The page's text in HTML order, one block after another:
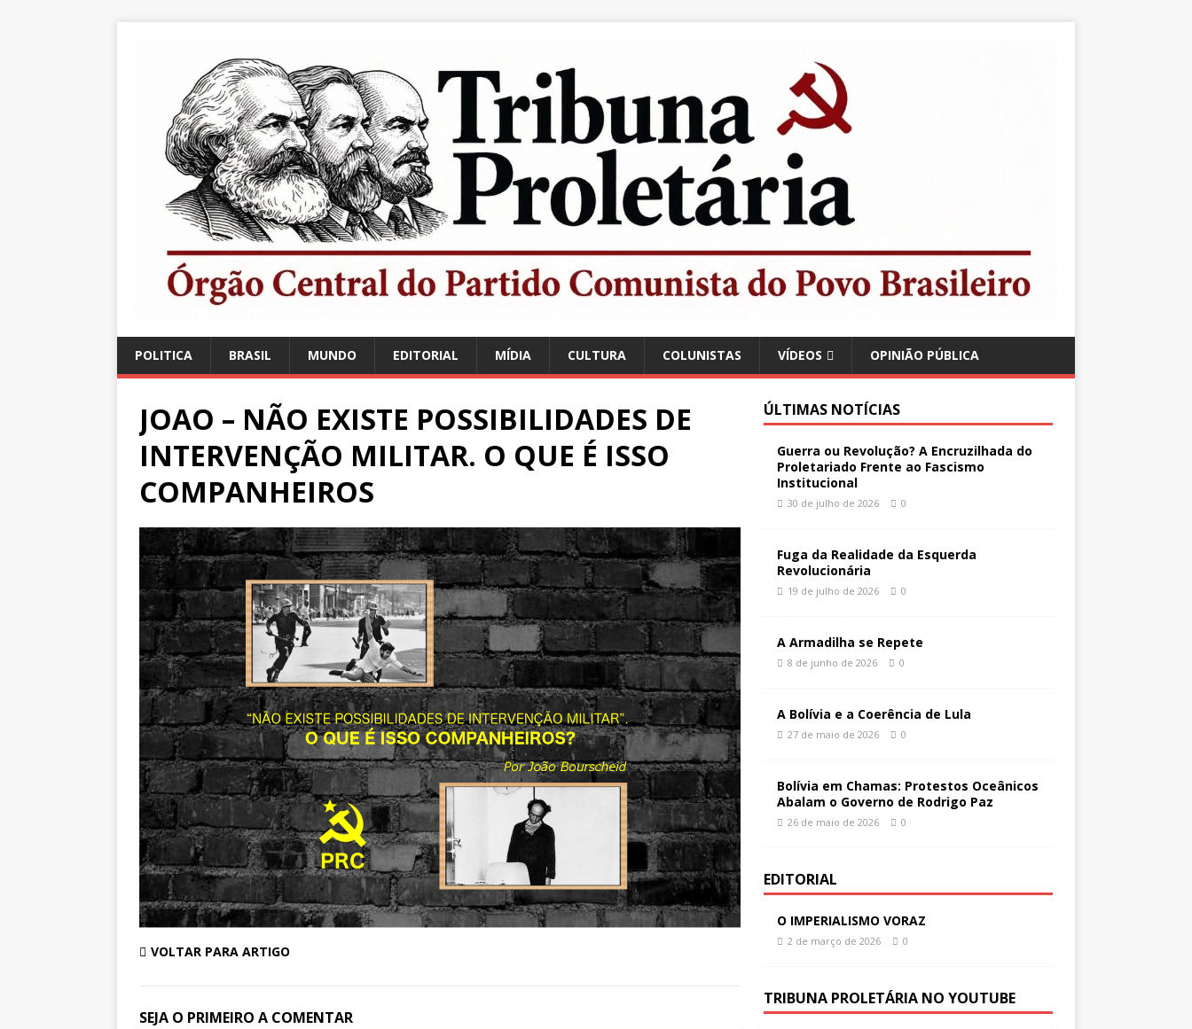
POLITICA BRASIL MUNDO EDITORIAL MÍDIA CULTURA COLUNISTAS VÍDEOS OPINIÃO PÚBLICA
JOAO – NÃO EXISTE POSSIBILIDADES DE
INTERVENÇÃO MILITAR. O QUE É ISSO
COMPANHEIROS
VOLTAR PARA ARTIGO
SEJA O PRIMEIRO A COMENTAR
ÚLTIMAS NOTÍCIAS
Guerra ou Revolução? A Encruzilhada do
Proletariado Frente ao Fascismo
Institucional
30 de julho de 2026 0
Fuga da Realidade da Esquerda
Revolucionária
19 de julho de 2026 0
A Armadilha se Repete
8 de junho de 2026 0
A Bolívia e a Coerência de Lula
27 de maio de 2026 0
Bolívia em Chamas: Protestos Oceânicos
Abalam o Governo de Rodrigo Paz
26 de maio de 2026 0
EDITORIAL
O IMPERIALISMO VORAZ
2 de março de 2026 0
TRIBUNA PROLETÁRIA NO YOUTUBE